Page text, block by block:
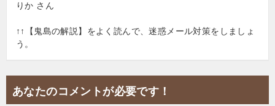
りか さん
↑↑【鬼島の解説】をよく読んで、迷惑メール対策をしましょ
う。
あなたのコメントが必要です！